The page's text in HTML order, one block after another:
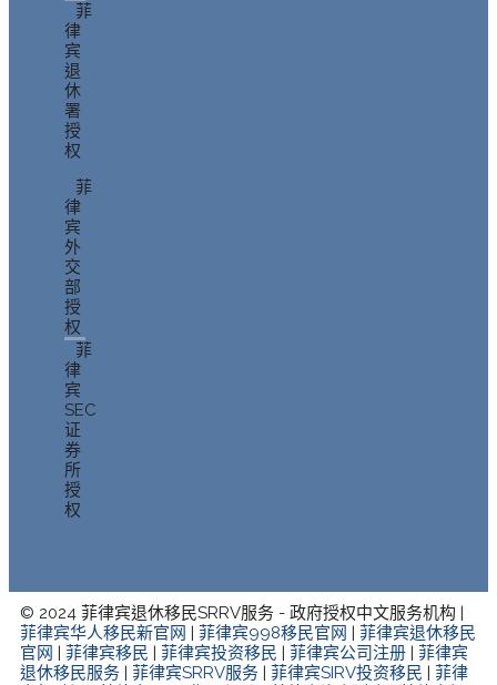
菲
律
宾
退
休
署
授
权
菲
律
宾
外
交
部
授
权
菲
律
宾
SEC
证
券
所
授
权
© 2024 菲律宾退休移民SRRV服务 - 政府授权中文服务机构 |
菲律宾华人移民新官网
菲律宾998移民官网
菲律宾退休移民
官网
菲律宾移民 菲律宾投资移民 菲律宾公司注册
菲律宾
退休移民服务
菲律宾SRRV服务 菲律宾SIRV投资移民
菲律